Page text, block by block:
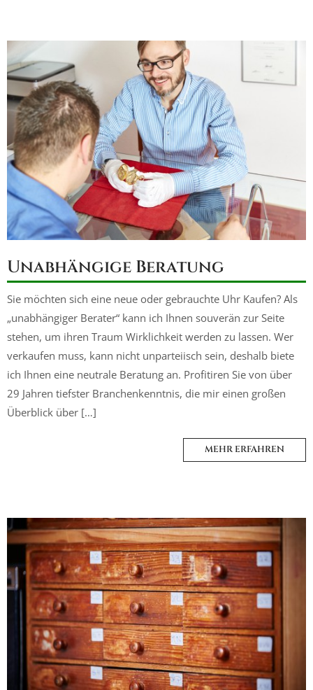
Unabhängige Beratung
Sie möchten sich eine neue oder gebrauchte Uhr Kaufen? Als
„unabhängiger Berater“ kann ich Ihnen souverän zur Seite
stehen, um ihren Traum Wirklichkeit werden zu lassen. Wer
verkaufen muss, kann nicht unparteiisch sein, deshalb biete
ich Ihnen eine neutrale Beratung an. Profitiren Sie von über
29 Jahren tiefster Branchenkenntnis, die mir einen großen
Überblick über […]
MEHR ERFAHREN